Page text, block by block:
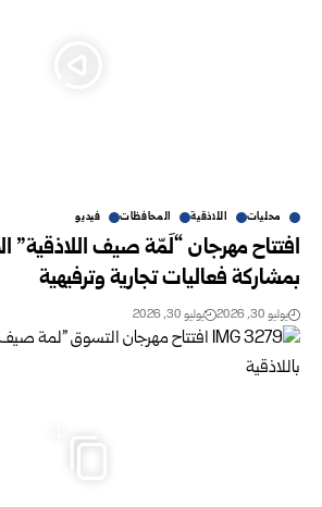
محليات اللاذقية المحافظات فيديو
افتتاح مهرجان “لَمّة صيف اللاذقية”
بمشاركة فعاليات تجارية وترفيهية
يوليو 30, 2026 يوليو 30, 2026